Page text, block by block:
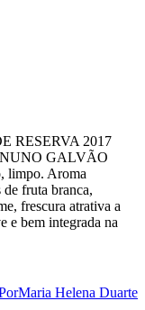
RESERVA 2017
NUNO GALVÃO
limpo. Aroma
fruta branca,
frescura atrativa a
e bem integrada na
Maria Helena Duarte